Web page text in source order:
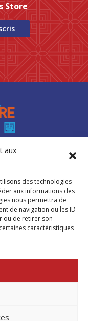
aux
des technologies
aux informations des
nous permettra de
de navigation ou les ID
ou de retirer son
caractéristiques
Store